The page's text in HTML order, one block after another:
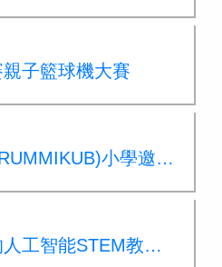
子籃球機大賽
衛理中學 魔力橋(RUMMIKUB)小學邀請賽
《促進正向思維的人工智能STEM教育課程計劃特刊》收錄本校五年級常電跨科課程：無人物流業